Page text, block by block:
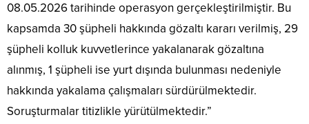
08.05.2026 tarihinde operasyon gerçekleştirilmiştir. Bu
kapsamda 30 şüpheli hakkında gözaltı kararı verilmiş, 29
şüpheli kolluk kuvvetlerince yakalanarak gözaltına
alınmış, 1 şüpheli ise yurt dışında bulunması nedeniyle
hakkında yakalama çalışmaları sürdürülmektedir.
Soruşturmalar titizlikle yürütülmektedir.”